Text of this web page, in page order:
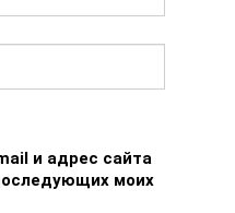
и адрес сайта
моих